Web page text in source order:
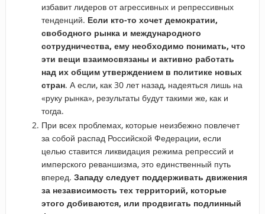
избавит лидеров от агрессивных и репрессивных
тенденций. Если кто-то хочет демократии,
свободного рынка и международного
сотрудничества, ему необходимо понимать, что
эти вещи взаимосвязаны и активно работать
над их общим утверждением в политике новых
стран. А если, как 30 лет назад, надеяться лишь на
«руку рынка», результаты будут такими же, как и
тогда.
При всех проблемах, которые неизбежно повлечет
за собой распад Российской Федерации, если
целью ставится ликвидация режима репрессий и
имперского реваншизма, это единственный путь
вперед. Западу следует поддерживать движения
за независимость тех территорий, которые
этого добиваются, или продвигать подлинный